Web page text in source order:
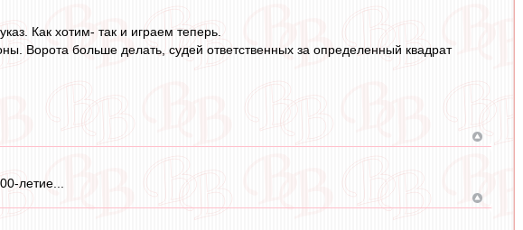
Как хотим- так и играем теперь.
Ворота больше делать, судей ответственных за определенный квадрат
летие...